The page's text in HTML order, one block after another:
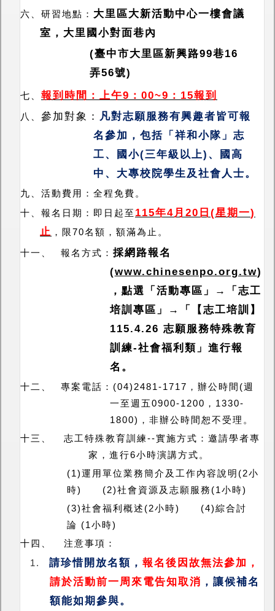
六、 研習地點： 大里區大新活動中心一樓會議
室，大里國小對面巷內
(臺中市大里區新興路99巷16
弄56號)
七、 報到時間：上午9 ： 00~9 ： 15報到
八、 參加對象： 凡對志願服務有興趣者皆可報
名參加，包括「祥和小隊」志
工、國小(三年級以上) 、國高
中、大專校院學生及社會人士。
九、 活動費用：全程免費。
十、 報名日期：即日起至 115年4月 20 日 (星期一)
止 ，限70名額，額滿為止 。
十一、
報名方式： 採網路報名
(www.chinesenpo.org.tw)
，點選「活動專區」→「志工
培訓專區」→「【志工培訓】
115.4.26 志願服務特殊教育
訓練-社會福利類」進行報
名。
十二、 專案電話： (04)2481-1717 ，辦公時間 (週
一至週五0900-1200 ， 1330-
1800) ，非辦公時間恕不受理。
十三、
志工特殊教育訓練--實施方式：邀請學者專
家，進行6小時演講方式。
(1)運用單位業務簡介及工作內容說明 (2小
時) (2)社會資源及志願服務 (1小時)
(3)社會福利概述 (2小時) (4)綜合討
論 (1小時)
十四、
注意事項：
1.
請珍惜開放名額， 報名後因故無法參加，
請於活動前一周來電告知取消 ，讓候補名
額能如期參與。